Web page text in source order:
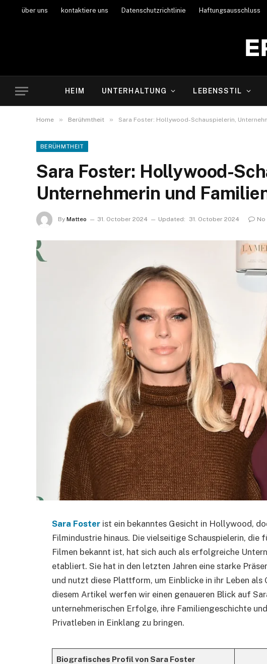
über uns kontaktiere uns Datenschutzrichtlinie Haftungsausschluss
HEIM UNTERHALTUNG LEBENSSTIL
Home » Berühmtheit » Sara Foster: Hollywood-Schauspielerin,
BERÜHMTHEIT
Sara Foster: Hollywood-
Unternehmerin und
By Matteo 31. October 2024 Updated: 31. October 2024 No
Sara Foster ist ein bekanntes Gesicht in Hollywood,
Filmindustrie hinaus. Die vielseitige Schauspielerin, die
Filmen bekannt ist, hat sich auch als erfolgreiche
etabliert. Sie hat in den letzten Jahren eine starke
und nutzt diese Plattform, um Einblicke in ihr Leben
diesem Artikel werfen wir einen genaueren Blick auf
unternehmerischen Erfolge, ihre Familiengeschichte
Privatleben in Einklang zu bringen.
Biografisches Profil von Sara Foster